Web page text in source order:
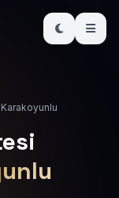
Karakoyunlu